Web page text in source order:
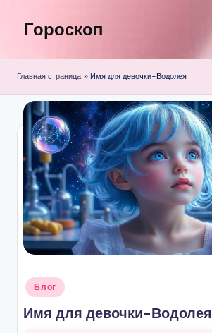
Перейти
содержимому
Гороскоп
Главная страница » Имя для девочки-Водолея
Опубликовано
Блог
Имя для девочки-Водолея